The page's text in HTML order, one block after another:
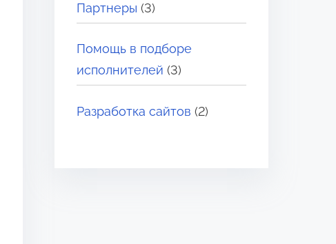
Партнеры (3)
Помощь в подборе
исполнителей (3)
Разработка сайтов (2)